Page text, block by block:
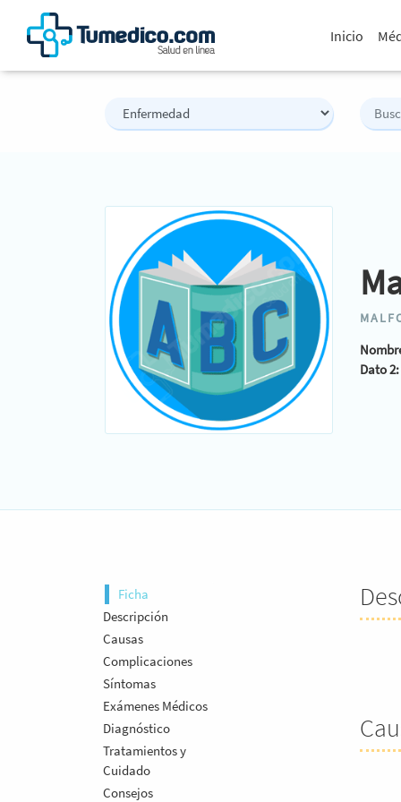
Inicio
Dato 2:
Ficha
Descripción
Causas
Complicaciones
Síntomas
Exámenes Médicos
Diagnóstico
Tratamientos y
Cuidado
Consejos